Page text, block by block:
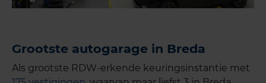
Grootste autogarage in Breda
Als grootste RDW-erkende keuringsinstantie met